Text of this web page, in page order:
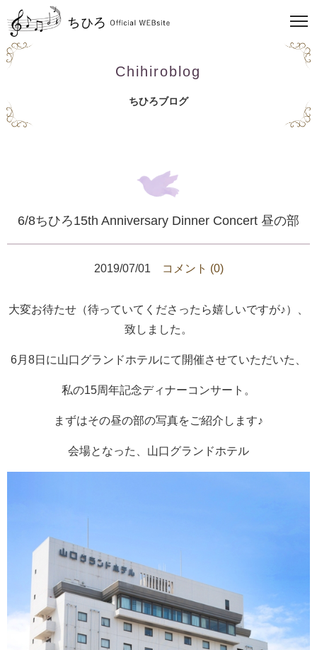
Chihiroblog
ちひろブログ
6/8ちひろ15th Anniversary Dinner Concert 昼の部
2019/07/01 コメント (0)
大変お待たせ（待っていてくださったら嬉しいですが♪）、
致しました。
6月8日に山口グランドホテルにて開催させていただいた、
私の15周年記念ディナーコンサート。
まずはその昼の部の写真をご紹介します♪
会場となった、山口グランドホテル